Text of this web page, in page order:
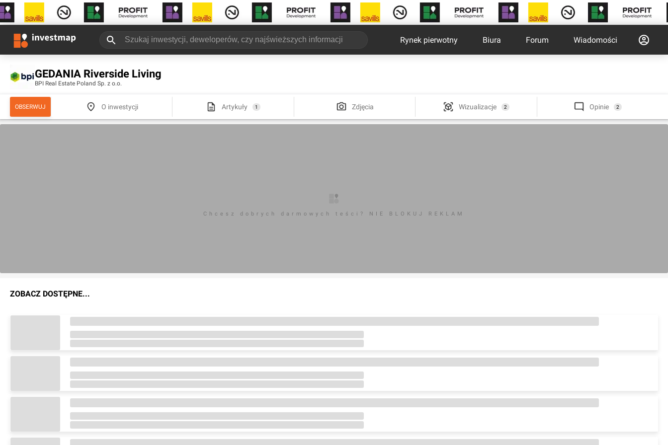
Rynek pierwotny Biura Forum Wiadomości
GEDANIA Riverside Living
BPI Real Estate Poland Sp. z o.o.
OBSERWUJ O inwestycji Artykuły 1 Zdjęcia Wizualizacje 2 Opinie 2
Chcesz dobrych darmowych teści? NIE BLOKUJ REKLAM
ZOBACZ DOSTĘPNE...